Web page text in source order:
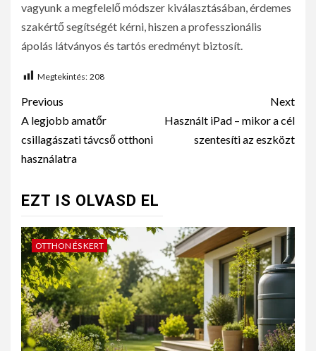
vagyunk a megfelelő módszer kiválasztásában, érdemes
szakértő segítségét kérni, hiszen a professzionális
ápolás látványos és tartós eredményt biztosít.
Megtekintés: 208
Previous
A legjobb amatőr
csillagászati távcső otthoni
használatra
Next
Használt iPad – mikor a cél
szentesíti az eszközt
EZT IS OLVASD EL
OTTHON ÉS KERT